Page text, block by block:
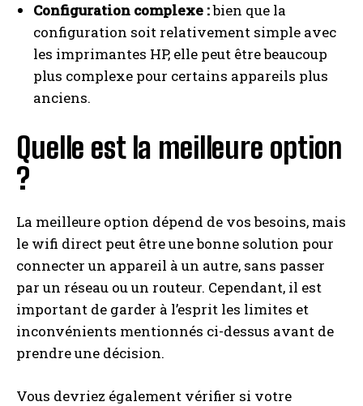
Configuration complexe :bien que la
configuration soit relativement simple avec
les imprimantes HP, elle peut être beaucoup
plus complexe pour certains appareils plus
anciens.
Quelle est la meilleure option
?
La meilleure option dépend de vos besoins, mais
le wifi direct peut être une bonne solution pour
connecter un appareil à un autre, sans passer
par un réseau ou un routeur. Cependant, il est
important de garder à l’esprit les limites et
inconvénients mentionnés ci-dessus avant de
prendre une décision.
Vous devriez également vérifier si votre